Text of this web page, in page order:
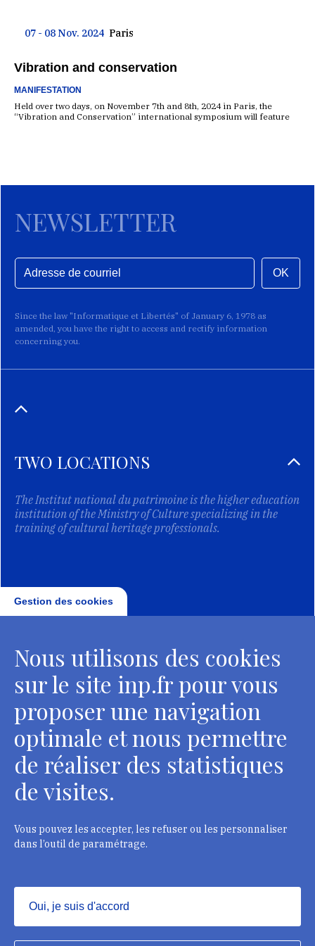
07 - 08 Nov. 2024 Paris
Vibration and conservation
MANIFESTATION
Held over two days, on November 7th and 8th, 2024 in Paris, the
“Vibration and Conservation” international symposium will feature
NEWSLETTER
OK
Since the law "Informatique et Libertés" of January 6, 1978 as
amended, you have the right to access and rectify information
concerning you.
TWO LOCATIONS
The Institut national du patrimoine is the higher education
institution of the Ministry of Culture specializing in the
training of cultural heritage professionals.
Head Office, Administrative Services Department of
curators
2 rue Vivienne - 75002 Paris
Tél. : + 33 1 44 41 16 41
124 rue Henri Barbusse - 93300 Aubervilliers
Gestion des cookies
Nous utilisons des cookies
sur le site inp.fr pour vous
proposer une navigation
optimale et nous permettre
de réaliser des statistiques
de visites.
Vous pouvez les accepter, les refuser ou les personnaliser
dans l’outil de paramétrage.
Oui, je suis d'accord
Masquer